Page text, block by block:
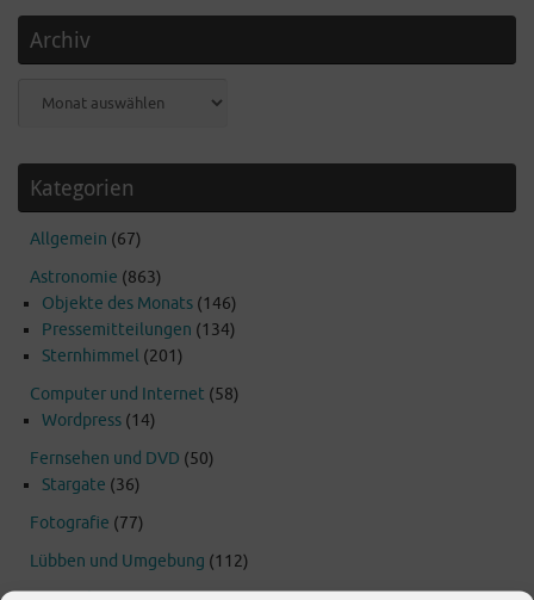
Archiv
Kategorien
Allgemein (67)
Astronomie (863)
Objekte des Monats (146)
Pressemitteilungen (134)
Sternhimmel (201)
Computer und Internet (58)
Wordpress (14)
Fernsehen und DVD (50)
Stargate (36)
Fotografie (77)
Lübben und Umgebung (112)